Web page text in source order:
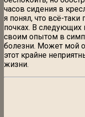
часов сидения в
я понял, что всё-таки
почках. В следующих
своим опытом в
болезни. Может мой
этот крайне
жизни.